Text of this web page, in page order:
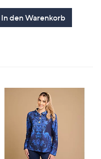
von
In den Warenkorb